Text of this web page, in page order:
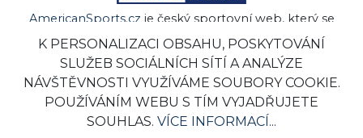
AmericanSports.cz je český sportovní web, který se
zaměřuje na velké i menší americké sporty. Dočtete se
zde novinky ze světa NHL, NBA, NFL, MLB, MLS, NASCAR
a dalších. Chybět nebudou detaily ze života hráčů a
zajímavosti ze zákulisí sportovního byznysu.
Reklama| Redakce
K PERSONALIZACI OBSAHU, POSKYTOVÁNÍ
SLUŽEB SOCIÁLNÍCH SÍTÍ A ANALÝZE
NÁVŠTĚVNOSTI VYUŽÍVÁME SOUBORY COOKIE.
POUŽÍVÁNÍM WEBU S TÍM VYJADŘUJETE
SOUHLAS. VÍCE INFORMACÍ...